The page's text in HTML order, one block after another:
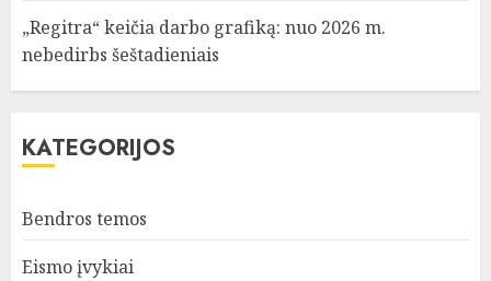
„Regitra“ keičia darbo grafiką: nuo 2026 m.
nebedirbs šeštadieniais
KATEGORIJOS
Bendros temos
Eismo įvykiai